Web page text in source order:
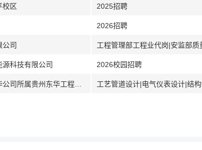
校区 2025招聘
2026招聘
公司
科技有限公司 2026校园招聘